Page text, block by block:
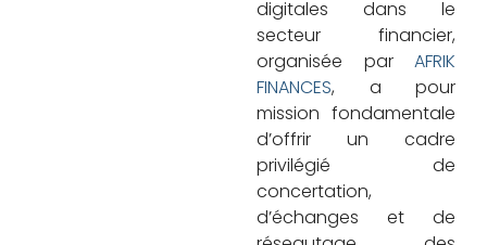
digitales dans le
secteur financier,
organisée par AFRIK
FINANCES, a pour
mission fondamentale
d’offrir un cadre
privilégié de
concertation,
d’échanges et de